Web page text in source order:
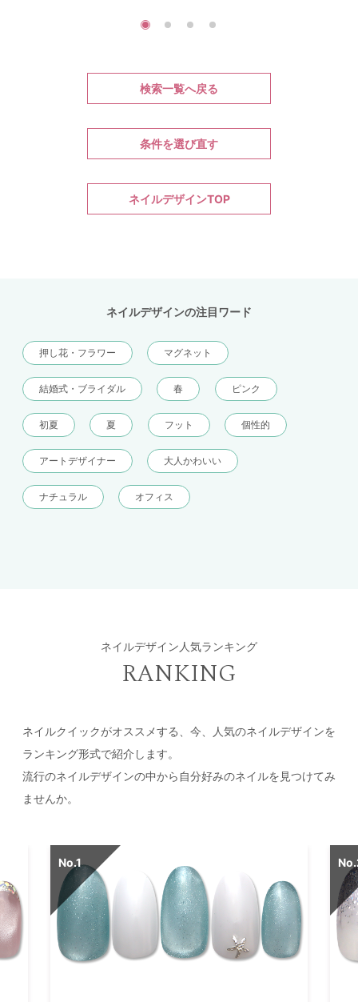
検索一覧へ戻る
条件を選び直す
ネイルデザインTOP
ネイルデザインの注目ワード
押し花・フラワー マグネット
結婚式・ブライダル 春 ピンク
初夏 夏 フット 個性的
アートデザイナー 大人かわいい
ナチュラル オフィス
ネイルデザイン人気ランキング
RANKING
ネイルクイックがオススメする、今、人気のネイルデザインを
ランキング形式で紹介します。
流行のネイルデザインの中から自分好みのネイルを見つけてみ
ませんか。